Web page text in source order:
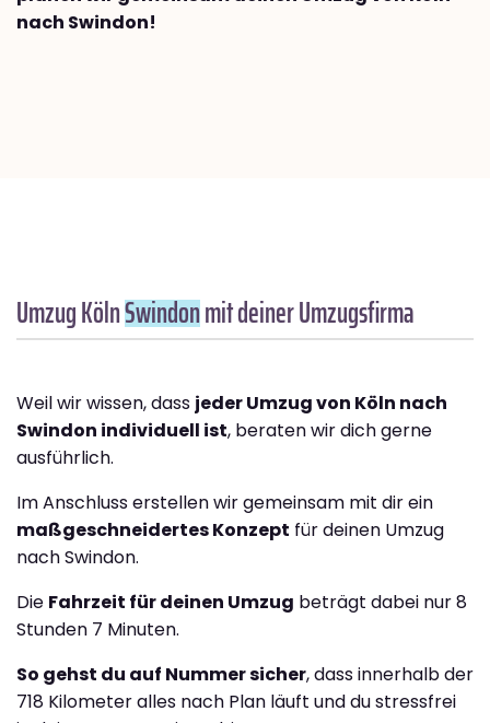
nach Swindon!
Umzug KölnSwindonmit deiner Umzugsfirma
Weil wir wissen, dass jeder Umzug von Köln nach
Swindon individuell ist, beraten wir dich gerne
ausführlich.
Im Anschluss erstellen wir gemeinsam mit dir ein
maßgeschneidertes Konzept für deinen Umzug
nach Swindon.
Die Fahrzeit für deinen Umzug beträgt dabei nur 8
Stunden 7 Minuten.
So gehst du auf Nummer sicher, dass innerhalb der
718 Kilometer alles nach Plan läuft und du stressfrei